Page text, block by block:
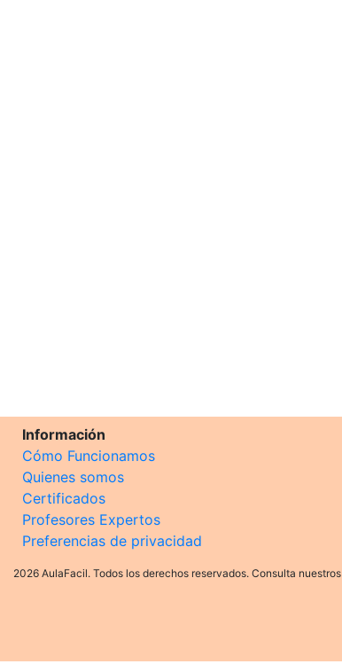
Información
Cómo Funcionamos
Quienes somos
Certificados
Profesores Expertos
Preferencias de privacidad
2026 AulaFacil. Todos los derechos reservados. Consulta nuestros